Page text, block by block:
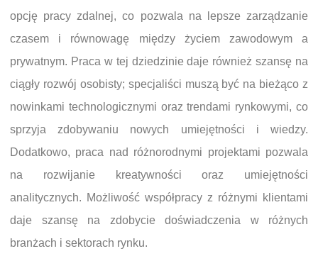
opcję pracy zdalnej, co pozwala na lepsze zarządzanie
czasem i równowagę między życiem zawodowym a
prywatnym. Praca w tej dziedzinie daje również szansę na
ciągły rozwój osobisty; specjaliści muszą być na bieżąco z
nowinkami technologicznymi oraz trendami rynkowymi, co
sprzyja zdobywaniu nowych umiejętności i wiedzy.
Dodatkowo, praca nad różnorodnymi projektami pozwala
na rozwijanie kreatywności oraz umiejętności
analitycznych. Możliwość współpracy z różnymi klientami
daje szansę na zdobycie doświadczenia w różnych
branżach i sektorach rynku.